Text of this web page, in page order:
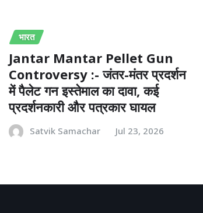
भारत
Jantar Mantar Pellet Gun
Controversy :- जंतर-मंतर प्रदर्शन
में पैलेट गन इस्तेमाल का दावा, कई
प्रदर्शनकारी और पत्रकार घायल
Satvik Samachar Jul 23, 2026